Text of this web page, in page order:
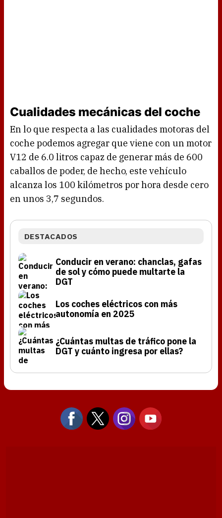
Cualidades mecánicas del coche
En lo que respecta a las cualidades motoras del
coche podemos agregar que viene con un motor
V12 de 6.0 litros capaz de generar más de 600
caballos de poder, de hecho, este vehículo
alcanza los 100 kilómetros por hora desde cero
en unos 3,7 segundos.
DESTACADOS
Conducir en verano: chanclas, gafas
de sol y cómo puede multarte la
DGT
Los coches eléctricos con más
autonomía en 2025
¿Cuántas multas de tráfico pone la
DGT y cuánto ingresa por ellas?